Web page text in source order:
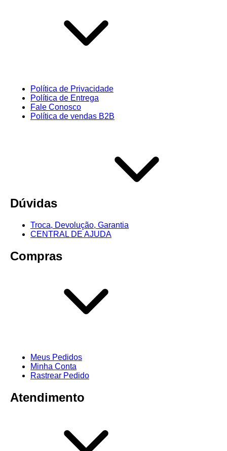
Política de Privacidade
Política de Entrega
Fale Conosco
Política de vendas B2B
Dúvidas
Troca, Devolução, Garantia
CENTRAL DE AJUDA
Compras
Meus Pedidos
Minha Conta
Rastrear Pedido
Atendimento